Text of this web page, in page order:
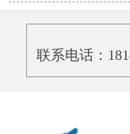
联系电话：